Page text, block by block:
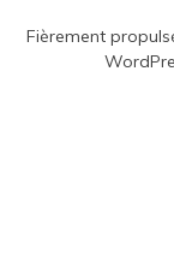
Fièrement